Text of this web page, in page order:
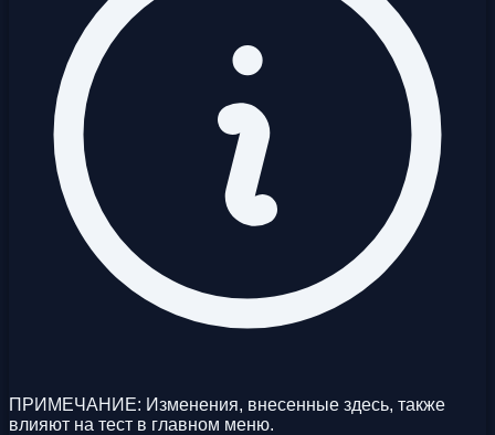
ПРИМЕЧАНИЕ: Изменения, внесенные здесь, также
влияют на тест в главном меню.